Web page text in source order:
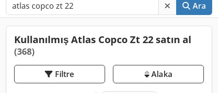
Ara
Kullanılmış Atlas Copco Zt 22 satın al
(368)
Filtre Alaka